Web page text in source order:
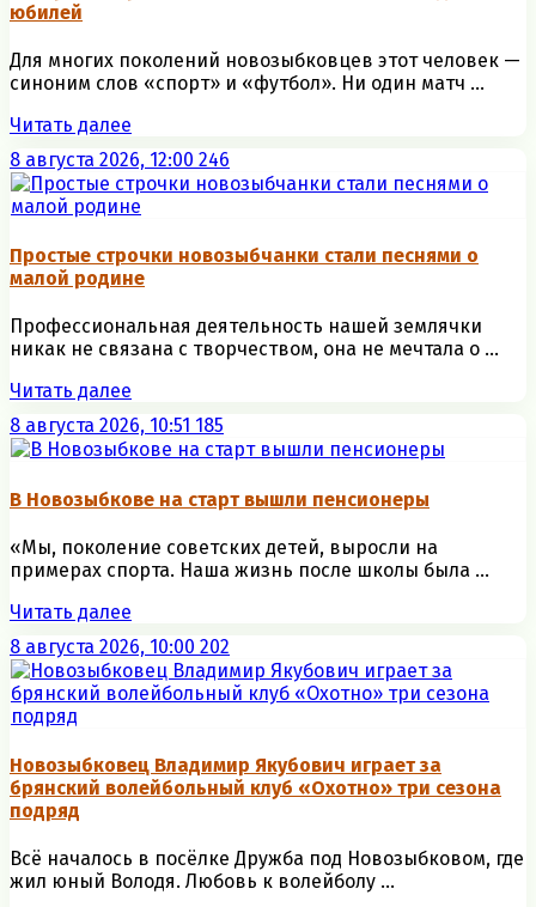
юбилей
Для многих поколений новозыбковцев этот человек —
синоним слов «спорт» и «футбол». Ни один матч ...
Читать далее
8 августа 2026, 12:00 246
Простые строчки новозыбчанки стали песнями о
малой родине
Профессиональная деятельность нашей землячки
никак не связана с творчеством, она не мечтала о ...
Читать далее
8 августа 2026, 10:51 185
В Новозыбкове на старт вышли пенсионеры
«Мы, поколение советских детей, выросли на
примерах спорта. Наша жизнь после школы была ...
Читать далее
8 августа 2026, 10:00 202
Новозыбковец Владимир Якубович играет за
брянский волейбольный клуб «Охотно» три сезона
подряд
Всё началось в посёлке Дружба под Новозыбковом, где
жил юный Володя. Любовь к волейболу ...